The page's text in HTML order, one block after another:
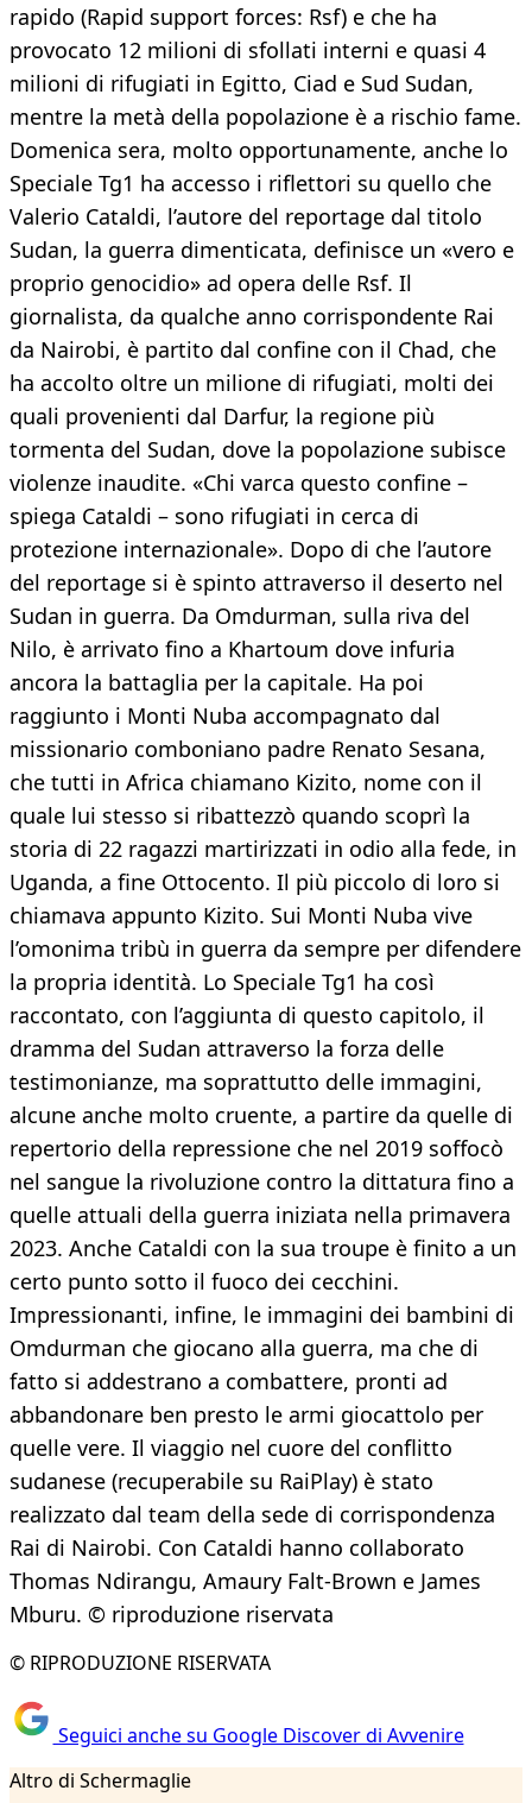
rapido (Rapid support forces: Rsf) e che ha
provocato 12 milioni di sfollati interni e quasi 4
milioni di rifugiati in Egitto, Ciad e Sud Sudan,
mentre la metà della popolazione è a rischio fame.
Domenica sera, molto opportunamente, anche lo
Speciale Tg1 ha accesso i riflettori su quello che
Valerio Cataldi, l’autore del reportage dal titolo
Sudan, la guerra dimenticata, definisce un «vero e
proprio genocidio» ad opera delle Rsf. Il
giornalista, da qualche anno corrispondente Rai
da Nairobi, è partito dal confine con il Chad, che
ha accolto oltre un milione di rifugiati, molti dei
quali provenienti dal Darfur, la regione più
tormenta del Sudan, dove la popolazione subisce
violenze inaudite. «Chi varca questo confine –
spiega Cataldi – sono rifugiati in cerca di
protezione internazionale». Dopo di che l’autore
del reportage si è spinto attraverso il deserto nel
Sudan in guerra. Da Omdurman, sulla riva del
Nilo, è arrivato fino a Khartoum dove infuria
ancora la battaglia per la capitale. Ha poi
raggiunto i Monti Nuba accompagnato dal
missionario comboniano padre Renato Sesana,
che tutti in Africa chiamano Kizito, nome con il
quale lui stesso si ribattezzò quando scoprì la
storia di 22 ragazzi martirizzati in odio alla fede, in
Uganda, a fine Ottocento. Il più piccolo di loro si
chiamava appunto Kizito. Sui Monti Nuba vive
l’omonima tribù in guerra da sempre per difendere
la propria identità. Lo Speciale Tg1 ha così
raccontato, con l’aggiunta di questo capitolo, il
dramma del Sudan attraverso la forza delle
testimonianze, ma soprattutto delle immagini,
alcune anche molto cruente, a partire da quelle di
repertorio della repressione che nel 2019 soffocò
nel sangue la rivoluzione contro la dittatura fino a
quelle attuali della guerra iniziata nella primavera
2023. Anche Cataldi con la sua troupe è finito a un
certo punto sotto il fuoco dei cecchini.
Impressionanti, infine, le immagini dei bambini di
Omdurman che giocano alla guerra, ma che di
fatto si addestrano a combattere, pronti ad
abbandonare ben presto le armi giocattolo per
quelle vere. Il viaggio nel cuore del conflitto
sudanese (recuperabile su RaiPlay) è stato
realizzato dal team della sede di corrispondenza
Rai di Nairobi. Con Cataldi hanno collaborato
Thomas Ndirangu, Amaury Falt-Brown e James
Mburu. © riproduzione riservata
© RIPRODUZIONE RISERVATA
Seguici anche su Google Discover di Avvenire
Altro di Schermaglie